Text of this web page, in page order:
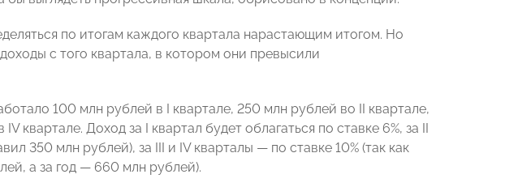
по итогам каждого квартала нарастающим итогом. Но
с того квартала, в котором они превысили
100 млн рублей в I квартале, 250 млн рублей во II квартале,
квартале. Доход за I квартал будет облагаться по ставке 6%, за II
350 млн рублей), за III и IV кварталы — по ставке 10% (так как
а за год — 660 млн рублей).